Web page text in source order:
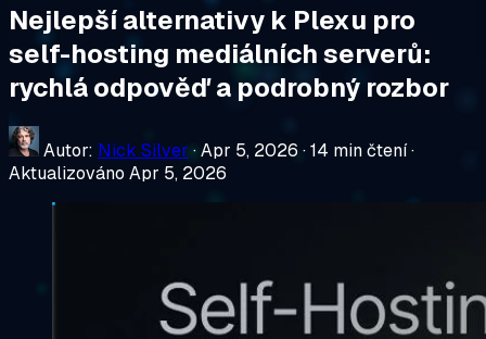
Nejlepší alternativy k Plexu pro
self-hosting mediálních serverů:
rychlá odpověď a podrobný rozbor
Autor: Nick Silver ·Apr 5, 2026 ·14 min čtení·
Aktualizováno Apr 5, 2026